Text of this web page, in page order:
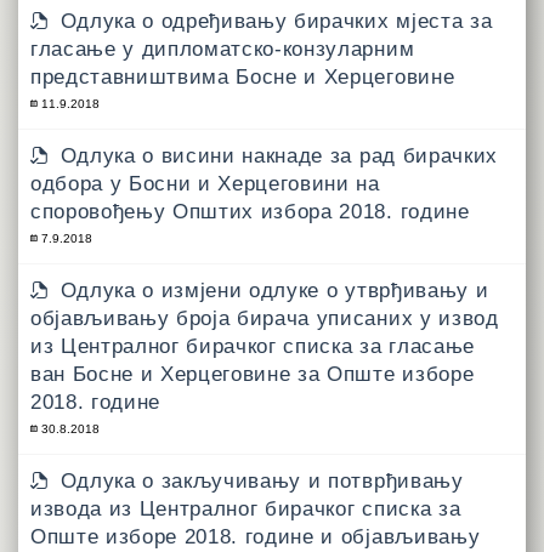
Одлука о одређивању бирачких мјеста за
гласање у дипломатско-конзуларним
представништвима Босне и Херцеговине
11.9.2018
Одлука о висини накнаде за рад бирачких
одбора у Босни и Херцеговини на
споровођењу Општих избора 2018. године
7.9.2018
Одлука о измјени одлуке о утврђивању и
објављивању броја бирача уписаних у извод
из Централног бирачког списка за гласање
ван Босне и Херцеговине за Опште изборе
2018. године
30.8.2018
Одлука о закључивању и потврђивању
извода из Централног бирачког списка за
Опште изборе 2018. године и објављивању